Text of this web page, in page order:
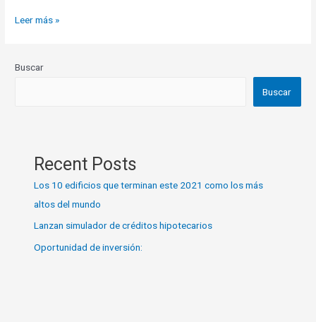
Leer más »
Buscar
Buscar
Recent Posts
Los 10 edificios que terminan este 2021 como los más
altos del mundo
Lanzan simulador de créditos hipotecarios
Oportunidad de inversión: